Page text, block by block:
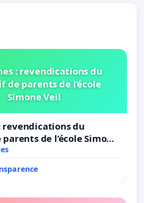
: revendications du
de parents de l’école
Simone Veil
revendications du
de l’école Simone